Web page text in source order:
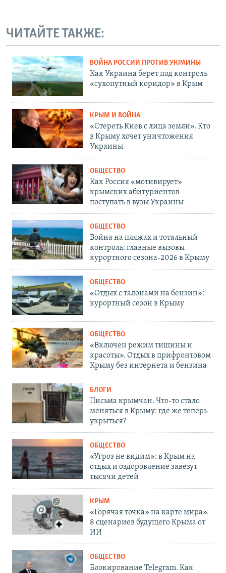
ЧИТАЙТЕ ТАКЖЕ:
ВОЙНА РОССИИ ПРОТИВ УКРАИНЫ
Как Украина берет под контроль
«сухопутный коридор» в Крым
КРЫМ И ВОЙНА
«Стереть Киев с лица земли». Кто
в Крыму хочет уничтожения
Украины
ОБЩЕСТВО
Как Россия «мотивирует»
крымских абитуриентов
поступать в вузы Украины
ОБЩЕСТВО
Война на пляжах и тотальный
контроль: главные вызовы
курортного сезона-2026 в Крыму
ОБЩЕСТВО
«Отдых с талонами на бензин»:
курортный сезон в Крыму
ОБЩЕСТВО
«Включен режим тишины и
красоты». Отдых в прифронтовом
Крыму без интернета и бензина
БЛОГИ
Письма крымчан. Что-то стало
меняться в Крыму: где же теперь
укрыться?
ОБЩЕСТВО
«Угроз не видим»: в Крым на
отдых и оздоровление завезут
тысячи детей
КРЫМ
«Горячая точка» на карте мира».
8 сценариев будущего Крыма от
ИИ
ОБЩЕСТВО
Блокирование Telegram. Как